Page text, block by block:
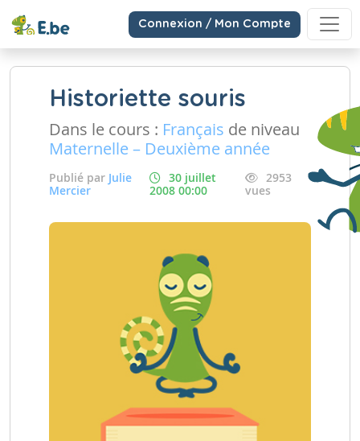
Connexion / Mon Compte
Historiette souris
Dans le cours : Français de niveau
Maternelle – Deuxième année
Publié par Julie
Mercier
30 juillet
2008 00:00
2953
vues